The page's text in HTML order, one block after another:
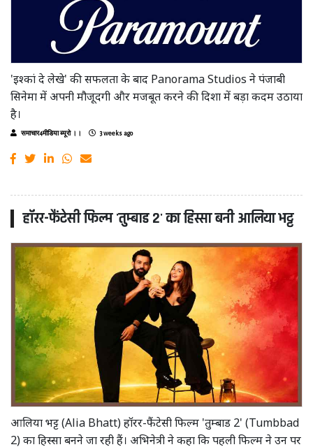
'इश्कां दे लेखे' की सफलता के बाद Panorama Studios ने पंजाबी
सिनेमा में अपनी मौजूदगी और मजबूत करने की दिशा में बड़ा कदम उठाया
है।
समाचार4मीडिया ब्यूरो ।। 3 weeks ago
हॉरर-फैंटेसी फिल्म 'तुम्बाड 2' का हिस्सा बनी आलिया भट्ट
आलिया भट्ट (Alia Bhatt) हॉरर-फैंटेसी फिल्म 'तुम्बाड 2' (Tumbbad
2) का हिस्सा बनने जा रही हैं। अभिनेत्री ने कहा कि पहली फिल्म ने उन पर